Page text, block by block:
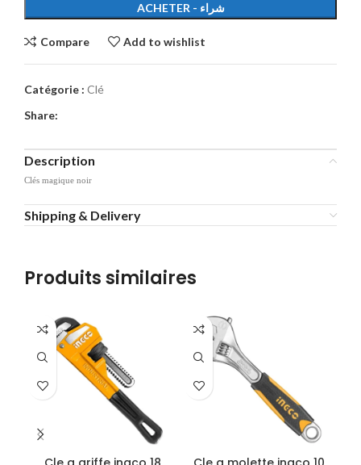
ACHETER - شراء
Compare Add to wishlist
Catégorie : Clé
Share:
Description
Clés magique noir
Shipping & Delivery
Produits similaires